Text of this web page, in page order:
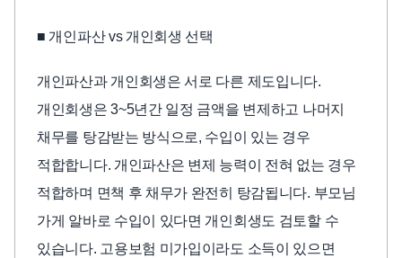
■ 개인파산 vs 개인회생 선택
개인파산과 개인회생은 서로 다른 제도입니다.
개인회생은 3~5년간 일정 금액을 변제하고 나머지
채무를 탕감받는 방식으로, 수입이 있는 경우
적합합니다. 개인파산은 변제 능력이 전혀 없는 경우
적합하며 면책 후 채무가 완전히 탕감됩니다. 부모님
가게 알바로 수입이 있다면 개인회생도 검토할 수
있습니다. 고용보험 미가입이라도 소득이 있으면